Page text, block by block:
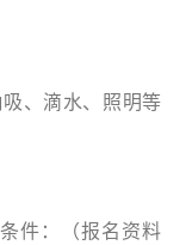
、滴水、照明等
件：（报名资料